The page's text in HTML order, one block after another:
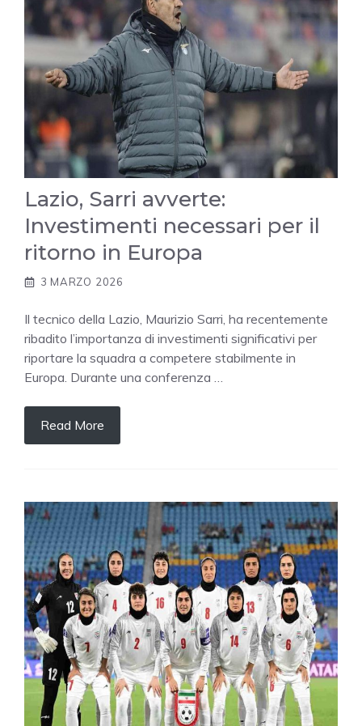
Lazio, Sarri avverte:
Investimenti necessari per il
ritorno in Europa
3 MARZO 2026
Il tecnico della Lazio, Maurizio Sarri, ha recentemente
ribadito l’importanza di investimenti significativi per
riportare la squadra a competere stabilmente in
Europa. Durante una conferenza …
Read More